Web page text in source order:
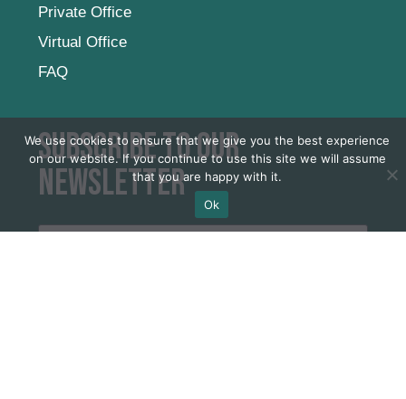
Private Office
Virtual Office
FAQ
Subscribe to our
newsletter
We use cookies to ensure that we give you the best experience
on our website. If you continue to use this site we will assume
that you are happy with it.
Ok